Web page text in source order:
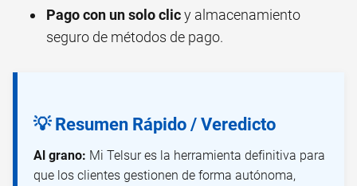
Pago con un solo clicy almacenamiento
seguro de métodos de pago.
💡 Resumen Rápido / Veredicto
Al grano: Mi Telsur es la herramienta definitiva para
que los clientes gestionen de forma autónoma,